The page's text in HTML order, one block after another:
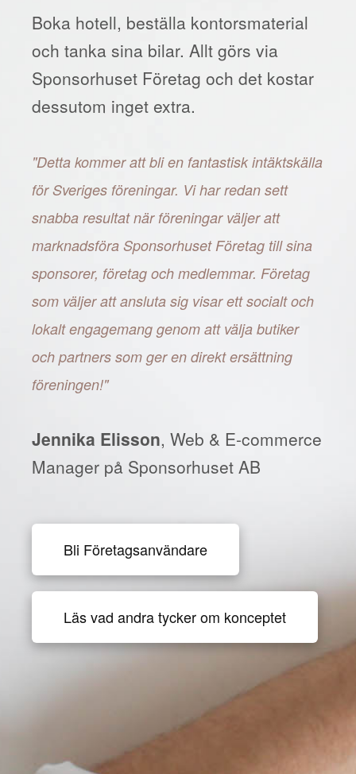
Boka hotell, beställa kontorsmaterial
och tanka sina bilar. Allt görs via
Sponsorhuset Företag och det kostar
dessutom inget extra.
"Detta kommer att bli en fantastisk intäktskälla
för Sveriges föreningar. Vi har redan sett
snabba resultat när föreningar väljer att
marknadsföra Sponsorhuset Företag till sina
sponsorer, företag och medlemmar. Företag
som väljer att ansluta sig visar ett socialt och
lokalt engagemang genom att välja butiker
och partners som ger en direkt ersättning
föreningen!"
Jennika Elisson, Web & E-commerce
Manager på Sponsorhuset AB
Bli Företagsanvändare
Läs vad andra tycker om konceptet